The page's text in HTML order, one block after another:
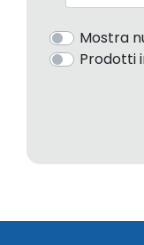
Mostra
Prodotti